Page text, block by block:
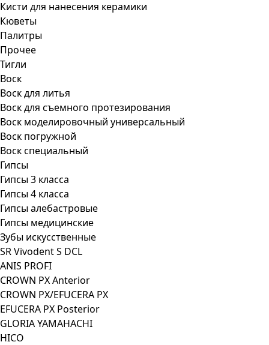
Кисти для нанесения керамики
Кюветы
Палитры
Прочее
Тигли
Воск
Воск для литья
Воск для съемного протезирования
Воск моделировочный универсальный
Воск погружной
Воск специальный
Гипсы
Гипсы 3 класса
Гипсы 4 класса
Гипсы алебастровые
Гипсы медицинские
Зубы искусственные
SR Vivodent S DCL
ANIS PROFI
CROWN PX Anterior
CROWN PX/EFUCERA PX
EFUCERA PX Posterior
GLORIA YAMAHACHI
HICO